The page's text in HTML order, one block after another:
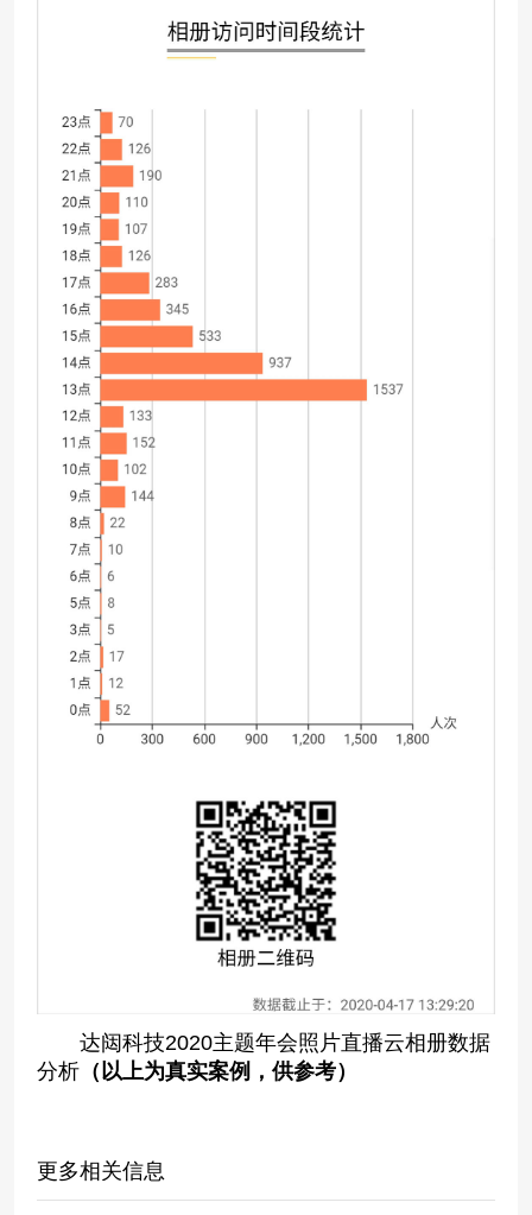
达闼科技2020主题年会照片直播云相册数据
分析 （以上为真实案例，供参考）
更多相关信息